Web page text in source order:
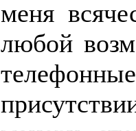
меня
любой